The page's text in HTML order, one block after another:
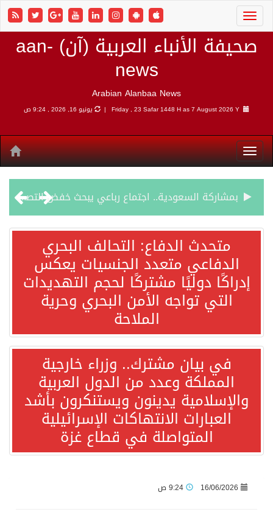
صحيفة الأنباء العربية (آن) aan-
news
Arabian Alanbaa News
Friday , 23 Safar 1448 H as7 August 2026 Y | يونيو 16, 2026 , 9:24 ص
بمشاركة السعودية.. اجتماع رباعي يبحث خفض التصعيد ومعالجة التحديات الأمنية الراهنة
وزير الخارجية السعودي: جميع إجراءات إسرائيل الأحادية في أراضي فلسطين باطلة
ورقة بحثية: التحالف البحري الدفاعي بقيادة الرياض يعيد صياغة مفهوم أمن البحار
ترامب: الأمير محمد بن سلمان يفضل الحوار بخصوص إيران لخفض التصعيد
متحدث الدفاع: التحالف البحري
الدفاعي متعدد الجنسيات يعكس
إدراكًا دوليًا مشتركًا لحجم التهديدات
التي تواجه الأمن البحري وحرية
الملاحة
في بيان مشترك.. وزراء خارجية
المملكة وعدد من الدول العربية
والإسلامية يدينون ويستنكرون بأشد
العبارات الانتهاكات الإسرائيلية
المتواصلة في قطاع غزة
16/06/2026